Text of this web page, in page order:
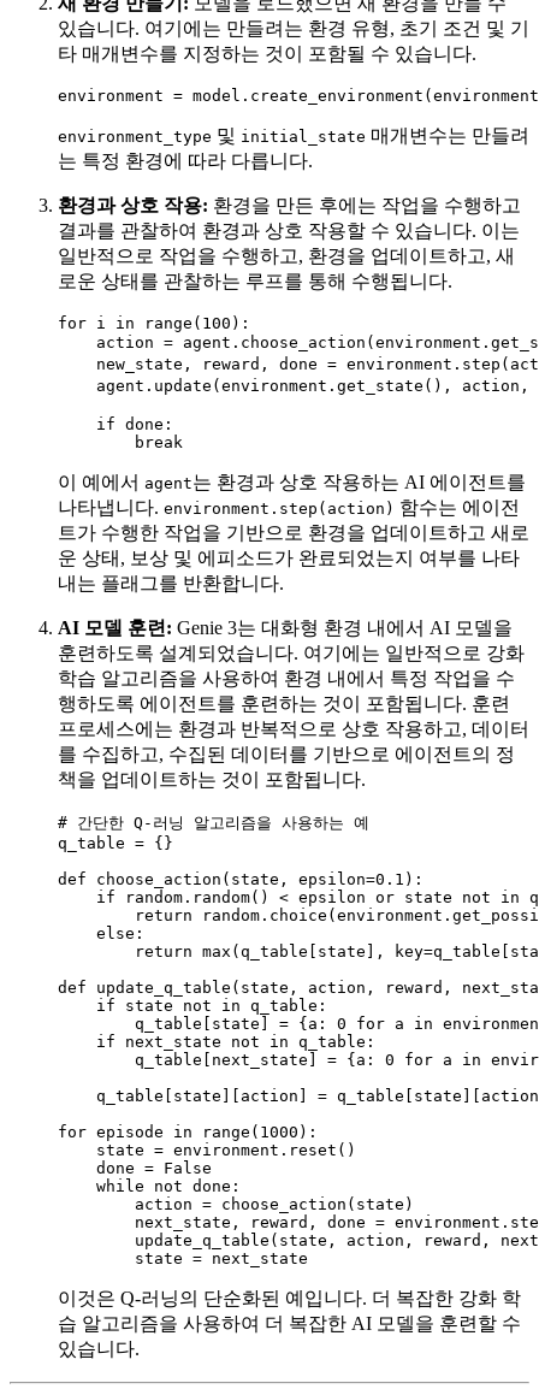
있습니다. 여기에는 만들려는 환경 유형, 초기 조건 및 기
타 매개변수를 지정하는 것이 포함될 수 있습니다.
environment_type 및 initial_state 매개변수는 만들려
는 특정 환경에 따라 다릅니다.
환경과 상호 작용: 환경을 만든 후에는 작업을 수행하고
결과를 관찰하여 환경과 상호 작용할 수 있습니다. 이는
일반적으로 작업을 수행하고, 환경을 업데이트하고, 새
로운 상태를 관찰하는 루프를 통해 수행됩니다.
for i in range(100):
action =
new_state, reward, done =
agent.update(environment.get_state(), action,
    if done:
이 예에서 agent는 환경과 상호 작용하는 AI 에이전트를
나타냅니다. environment.step(action) 함수는 에이전
트가 수행한 작업을 기반으로 환경을 업데이트하고 새로
운 상태, 보상 및 에피소드가 완료되었는지 여부를 나타
내는 플래그를 반환합니다.
AI 모델 훈련: Genie 3는 대화형 환경 내에서 AI 모델을
훈련하도록 설계되었습니다. 여기에는 일반적으로 강화
학습 알고리즘을 사용하여 환경 내에서 특정 작업을 수
행하도록 에이전트를 훈련하는 것이 포함됩니다. 훈련
프로세스에는 환경과 반복적으로 상호 작용하고, 데이터
를 수집하고, 수집된 데이터를 기반으로 에이전트의 정
책을 업데이트하는 것이 포함됩니다.
# 간단한 Q-러닝 알고리즘을 사용하는 예
q_table = {}
def choose_action(state, epsilon=0.1):
if random.random() < epsilon or state not in
return
    else:
return max(q_table[state],
def update_q_table(state, action, reward,
    if state not in q_table:
q_table[state] = {a: 0 for a in
    if next_state not in q_table:
q_table[next_state] = {a: 0 for a in
q_table[state][action] =
for episode in range(1000):
    state = environment.reset()
    done = False
    while not done:
        action = choose_action(state)
next_state, reward, done =
update_q_table(state, action, reward,
이것은 Q-러닝의 단순화된 예입니다. 더 복잡한 강화 학
습 알고리즘을 사용하여 더 복잡한 AI 모델을 훈련할 수
있습니다.